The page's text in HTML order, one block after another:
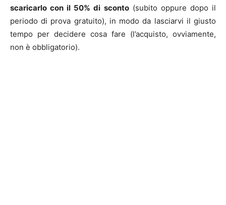
scaricarlo con il 50% di sconto(subito oppure dopo il
periodo di prova gratuito), in modo da lasciarvi il giusto
tempo per decidere cosa fare (l’acquisto, ovviamente,
non è obbligatorio).